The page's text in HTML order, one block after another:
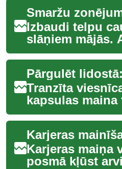
Izbaudi telpu
slāņiem mājās.
dizains var
telpas raksturu,
pat atmiņu sa...
Tranzīta
kapsulas maina
pārdzīvo ilgus
laikus. Šī
Karjeras maiņa
posmā kļūst